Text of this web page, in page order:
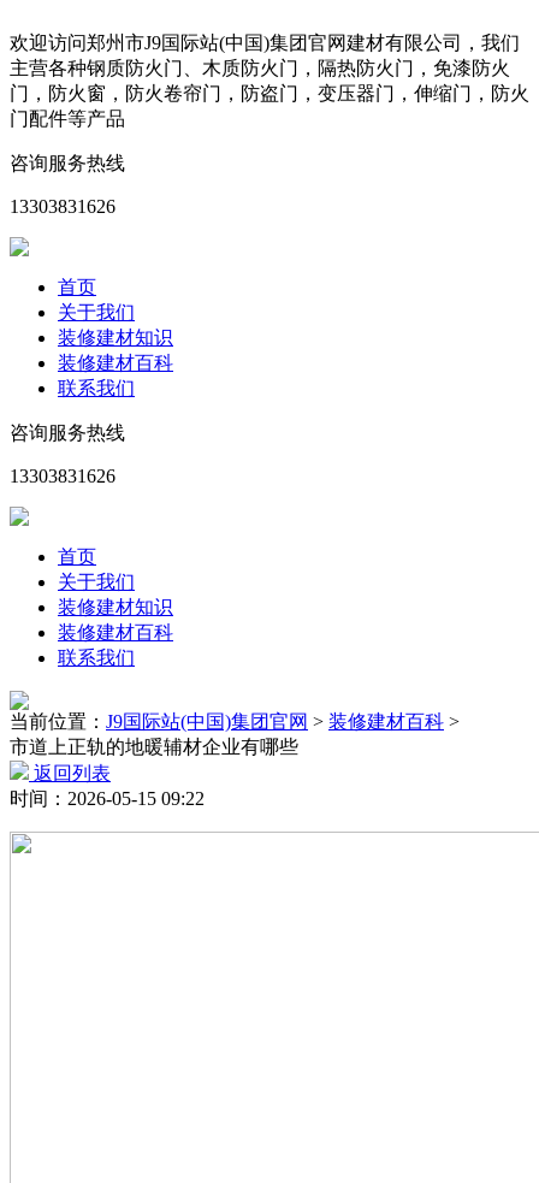
欢迎访问郑州市J9国际站(中国)集团官网建材有限公司，我们
主营各种钢质防火门、木质防火门，隔热防火门，免漆防火
门，防火窗，防火卷帘门，防盗门，变压器门，伸缩门，防火
门配件等产品
咨询服务热线
13303831626
首页
关于我们
装修建材知识
装修建材百科
联系我们
咨询服务热线
13303831626
首页
关于我们
装修建材知识
装修建材百科
联系我们
当前位置： J9国际站(中国)集团官网 > 装修建材百科 >
市道上正轨的地暖辅材企业有哪些
返回列表
时间：2026-05-15 09:22